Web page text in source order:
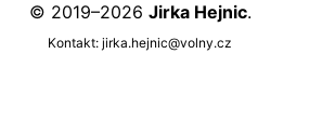
© 2019–2026 Jirka Hejnic.
Kontakt: jirka.hejnic@volny.cz